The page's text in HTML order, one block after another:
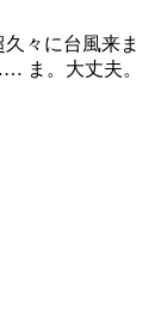
々に台風来ま
ま。大丈夫。